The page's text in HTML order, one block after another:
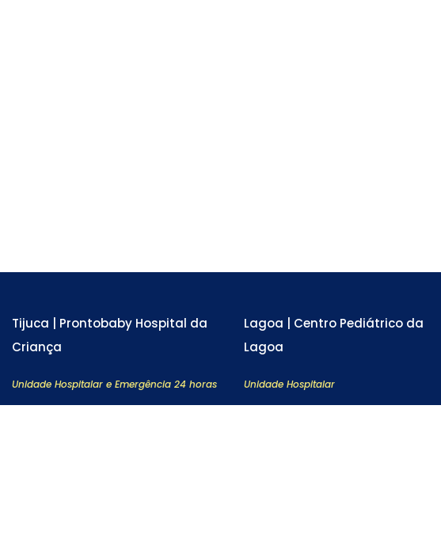
Tijuca | Prontobaby Hospital da
Criança
Unidade Hospitalar e Emergência 24 horas
Lagoa | Centro Pediátrico da
Lagoa
Unidade Hospitalar